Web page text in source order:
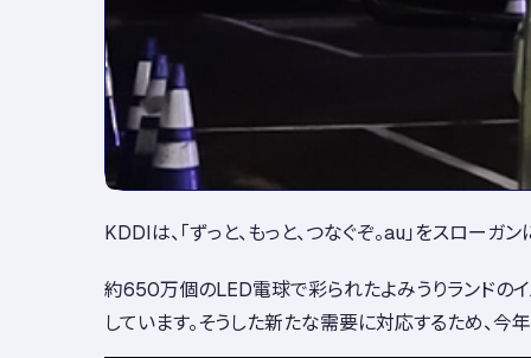
KDDIは、「ずっと、もっと、つなぐぞ。au」をスロー
約650万個のLED電球で彩られたよみうりランドの
しています。そうした新たな需要に対応するため、